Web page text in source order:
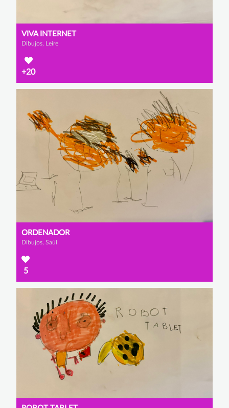
VIVA INTERNET
Dibujos, Leire
+20
ORDENADOR
Dibujos, Saúl
5